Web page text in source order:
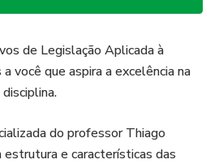
de Legislação Aplicada à
você que aspira a excelência na
do professor Thiago
estrutura e características das